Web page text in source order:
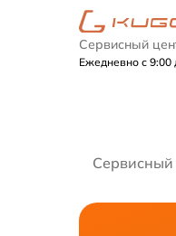
Сервисный
Ежедневно с 9:00
Сервисный